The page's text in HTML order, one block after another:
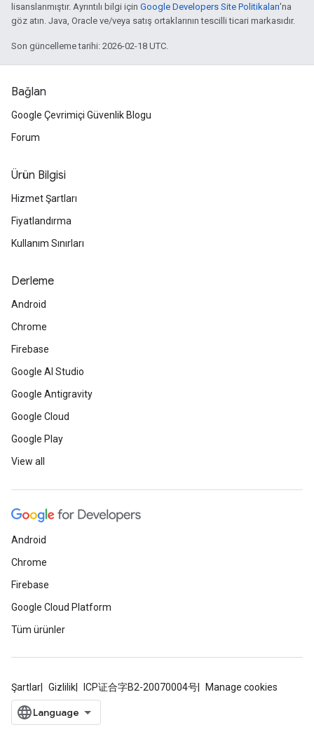
lisanslanmıştır. Ayrıntılı bilgi için Google Developers Site Politikaları'na
göz atın. Java, Oracle ve/veya satış ortaklarının tescilli ticari markasıdır.
Son güncelleme tarihi: 2026-02-18 UTC.
Bağlan
Google Çevrimiçi Güvenlik Blogu
Forum
Ürün Bilgisi
Hizmet Şartları
Fiyatlandırma
Kullanım Sınırları
Derleme
Android
Chrome
Firebase
Google AI Studio
Google Antigravity
Google Cloud
Google Play
View all
Android
Chrome
Firebase
Google Cloud Platform
Tüm ürünler
Şartlar Gizlilik ICP证合字B2-20070004号 Manage cookies